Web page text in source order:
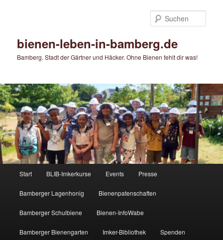
bienen-leben-in-bamberg.de
Bamberg. Stadt der Gärtner und Häcker. Ohne Bienen fehlt dir was!
Start BLIB-Imkerkurse Events Presse
Bamberger Lagenhonig Bienenpatenschaften
Bamberger Schulbiene Bienen-InfoWabe
Bamberger Bienengarten Imker-Bibliothek Spenden